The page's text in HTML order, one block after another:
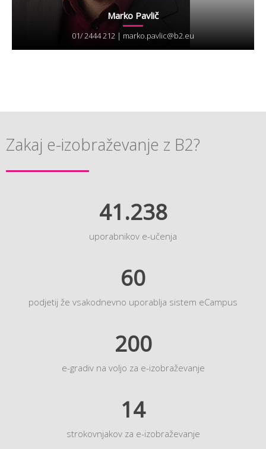
Marko Pavlič
01/ 2444 212 | marko.pavlic@b2.eu
Zakaj e-izobraževanje z B2?
41.238
uporabnikov e-učenja
60
podjetij že vsakodnevno uporablja sistem eCampus
200
e-gradiv na voljo za e-izobraževanje
14
strokovnjakov za e-izobraževanje